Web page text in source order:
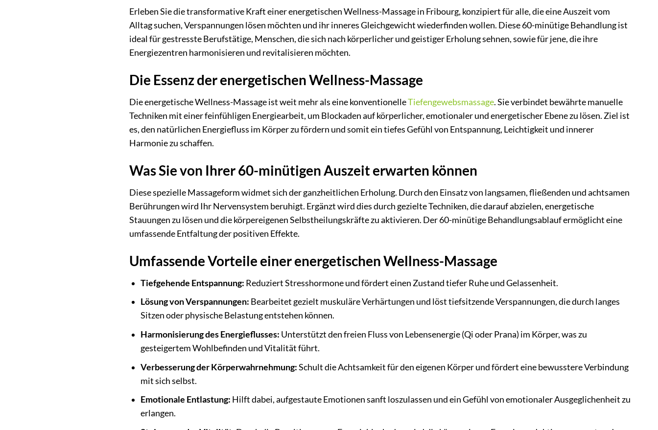
Erleben Sie die transformative Kraft einer energetischen Wellness-Massage in Fribourg, konzipiert für alle, die eine Auszeit vom
Alltag suchen, Verspannungen lösen möchten und ihr inneres Gleichgewicht wiederfinden wollen. Diese 60-minütige Behandlung ist
ideal für gestresste Berufstätige, Menschen, die sich nach körperlicher und geistiger Erholung sehnen, sowie für jene, die ihre
Energiezentren harmonisieren und revitalisieren möchten.
Die Essenz der energetischen Wellness-Massage
Die energetische Wellness-Massage ist weit mehr als eine konventionelleTiefengewebsmassage. Sie verbindet bewährte manuelle
Techniken mit einer feinfühligen Energiearbeit, um Blockaden auf körperlicher, emotionaler und energetischer Ebene zu lösen. Ziel ist
es, den natürlichen Energiefluss im Körper zu fördern und somit ein tiefes Gefühl von Entspannung, Leichtigkeit und innerer
Harmonie zu schaffen.
Was Sie von Ihrer 60-minütigen Auszeit erwarten können
Diese spezielle Massageform widmet sich der ganzheitlichen Erholung. Durch den Einsatz von langsamen, fließenden und achtsamen
Berührungen wird Ihr Nervensystem beruhigt. Ergänzt wird dies durch gezielte Techniken, die darauf abzielen, energetische
Stauungen zu lösen und die körpereigenen Selbstheilungskräfte zu aktivieren. Der 60-minütige Behandlungsablauf ermöglicht eine
umfassende Entfaltung der positiven Effekte.
Umfassende Vorteile einer energetischen Wellness-Massage
Tiefgehende Entspannung: Reduziert Stresshormone und fördert einen Zustand tiefer Ruhe und Gelassenheit.
Lösung von Verspannungen: Bearbeitet gezielt muskuläre Verhärtungen und löst tiefsitzende Verspannungen, die durch langes
Sitzen oder physische Belastung entstehen können.
Harmonisierung des Energieflusses: Unterstützt den freien Fluss von Lebensenergie (Qi oder Prana) im Körper, was zu
gesteigertem Wohlbefinden und Vitalität führt.
Verbesserung der Körperwahrnehmung:Schult die Achtsamkeit für den eigenen Körper und fördert eine bewusstere Verbindung
mit sich selbst.
Emotionale Entlastung: Hilft dabei, aufgestaute Emotionen sanft loszulassen und ein Gefühl von emotionaler Ausgeglichenheit zu
erlangen.